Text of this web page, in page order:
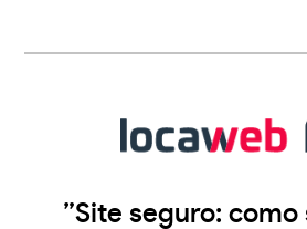
”Site seguro: como